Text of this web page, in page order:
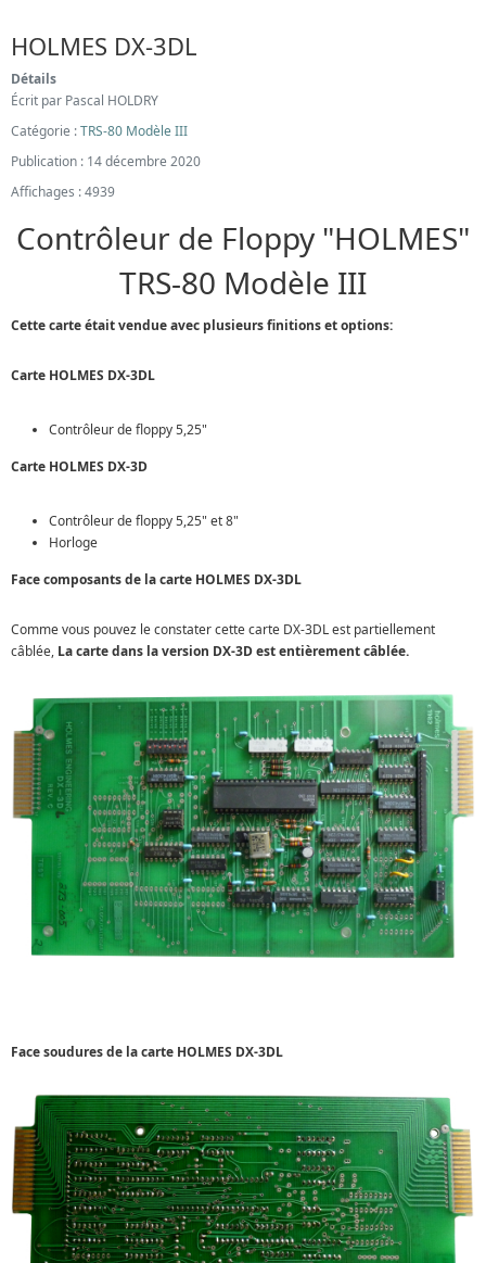
HOLMES DX-3DL
Détails
Écrit par Pascal HOLDRY
Catégorie :TRS-80 Modèle III
Publication : 14 décembre 2020
Affichages : 4939
Contrôleur de Floppy "HOLMES"
TRS-80 Modèle III
Cette carte était vendue avec plusieurs finitions et options:
Carte HOLMES DX-3DL
Contrôleur de floppy 5,25"
Carte HOLMES DX-3D
Contrôleur de floppy 5,25" et 8"
Horloge
Face composants de la carte HOLMES DX-3DL
Comme vous pouvez le constater cette carte DX-3DL est partiellement
câblée, La carte dans la version DX-3D est entièrement câblée.
Face soudures de la carte HOLMES DX-3DL